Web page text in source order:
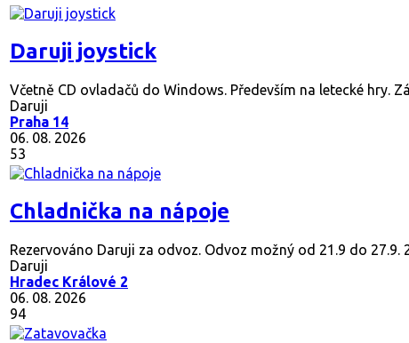
Daruji joystick
Včetně CD ovladačů do Windows. Především na letecké hry.
Daruji
Praha 14
06. 08. 2026
53
Chladnička na nápoje
Rezervováno Daruji za odvoz. Odvoz možný od 21.9 do 27.9.
Daruji
Hradec Králové 2
06. 08. 2026
94